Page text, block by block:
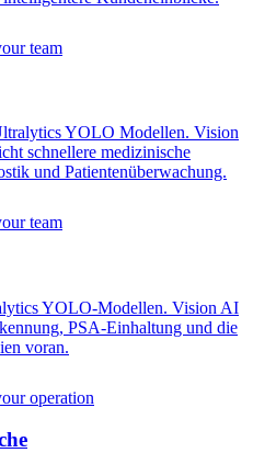
YOLO Modellen. Vision
schnellere medizinische
und Patientenüberwachung.
YOLO-Modellen. Vision AI
PSA-Einhaltung und die
voran.